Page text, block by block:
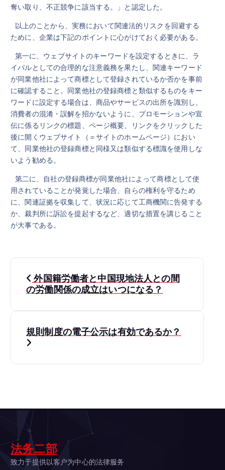
奪い取り、不正競争に該当する。」と認定した。
以上のことから、実務において関連法的リスクを回避する
ために、企業は下記のポイントに心がけておく必要がある。
第一に、ウェブサイトのキーワードを設定するときに、ラ
イバルとしての合理的な注意義務を果たし、関連キーワード
が同業他社によって商標として登録されているか否かを事前
に確認すること。同業他社の登録商標と類似するものをキー
ワードに設定する場合は、商品やサービスの出所を識別し、
消費者の混淆・誤解を招かないように、プロモーションや宣
伝に係るリンクの標題、ページ概要、リンクをクリックした
後に開くウェブサイト（＝サイトのホームページ）におい
て、同業他社の登録商標と同様又は類似する標識を使用しな
いよう勧める。
第二に、自社の登録商標が同業他社によって商標として使
用されていることが発覚した場合、自らの権利を守るため
に、関連証拠を収集して、状況に応じて工商機関に告発する
か、裁判所に訴訟を提起するなど、適切な措置を講じること
が大事である。
投
稿
ビ
シ
ョ
外国籍労働者と中国現地法人との間
の労働関係の成立はいつになる？
規則制度の電子公示は有効であるか？
法务二部
致力于提供以客户为中心的法律服务